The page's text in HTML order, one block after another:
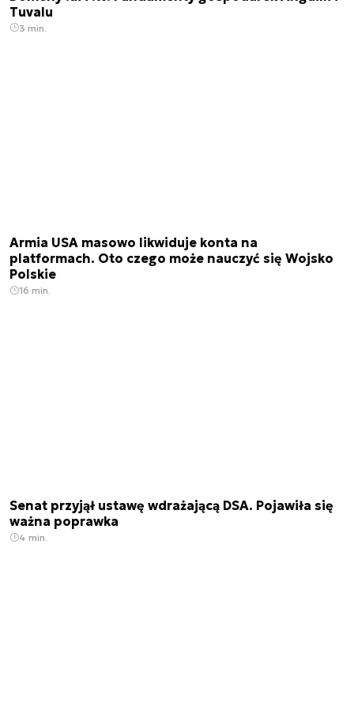
Tuvalu
3 min.
Armia USA masowo likwiduje konta na
platformach. Oto czego może nauczyć się Wojsko
Polskie
16 min.
Senat przyjął ustawę wdrażającą DSA. Pojawiła się
ważna poprawka
4 min.